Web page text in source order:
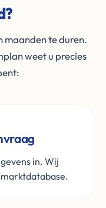
maanden te duren.
weet u precies
in. Wij